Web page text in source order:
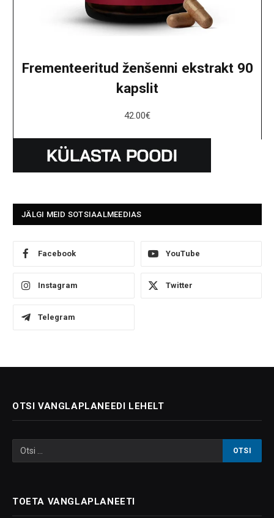
Frementeeritud ženšenni ekstrakt 90
kapslit
42.00€
JÄLGI MEID SOTSIAALMEEDIAS
Facebook YouTube
Instagram Twitter
Telegram
OTSI VANGLAPLANEEDI LEHELT
TOETA VANGLAPLANEETI